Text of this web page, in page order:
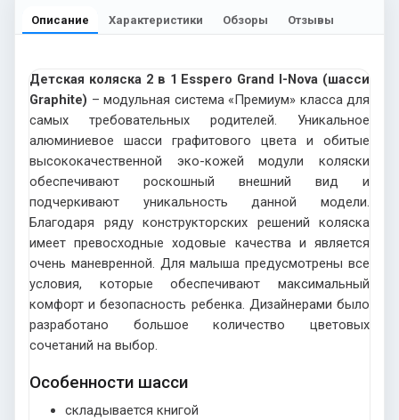
Описание Характеристики Обзоры Отзывы
Детская коляска 2 в 1 Esspero Grand I-Nova (шасси
Graphite) – модульная система «Премиум» класса для
самых требовательных родителей. Уникальное
алюминиевое шасси графитового цвета и обитые
высококачественной эко-кожей модули коляски
обеспечивают роскошный внешний вид и
подчеркивают уникальность данной модели.
Благодаря ряду конструкторских решений коляска
имеет превосходные ходовые качества и является
очень маневренной. Для малыша предусмотрены все
условия, которые обеспечивают максимальный
комфорт и безопасность ребенка. Дизайнерами было
разработано большое количество цветовых
сочетаний на выбор.
Особенности шасси
складывается книгой